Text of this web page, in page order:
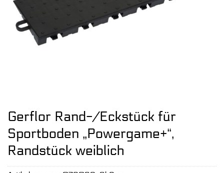
Gerflor Rand-/Eckstück für
Sportboden „Powergame+“,
Randstück weiblich